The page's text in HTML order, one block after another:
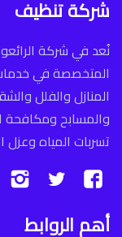
شركة تنظيف
نُعد في شركة
المتخصصة في
المنازل والفلل
والمسابح
تسربات المياه وعزل
تابعنا
فيسبوك
تابعنا
تويتر
أهم الروابط